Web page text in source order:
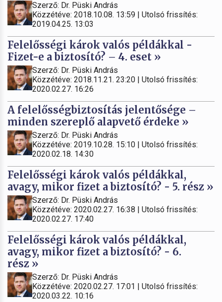
Szerző: Dr. Püski András
Közzétéve: 2018.10.08. 13:59 | Utolsó frissítés:
2019.04.25. 13:03
Felelősségi károk valós példákkal -
Fizet-e a biztosító? – 4. eset »
Szerző: Dr. Püski András
Közzétéve: 2018.11.21. 23:20 | Utolsó frissítés:
2020.02.27. 16:26
A felelősségbiztosítás jelentősége –
minden szereplő alapvető érdeke »
Szerző: Dr. Püski András
Közzétéve: 2019.10.28. 15:10 | Utolsó frissítés:
2020.02.18. 14:30
Felelősségi károk valós példákkal,
avagy, mikor fizet a biztosító? - 5. rész »
Szerző: Dr. Püski András
Közzétéve: 2020.02.27. 16:38 | Utolsó frissítés:
2020.02.27. 17:40
Felelősségi károk valós példákkal,
avagy, mikor fizet a biztosító? - 6.
rész »
Szerző: Dr. Püski András
Közzétéve: 2020.02.27. 17:01 | Utolsó frissítés:
2020.03.22. 10:16